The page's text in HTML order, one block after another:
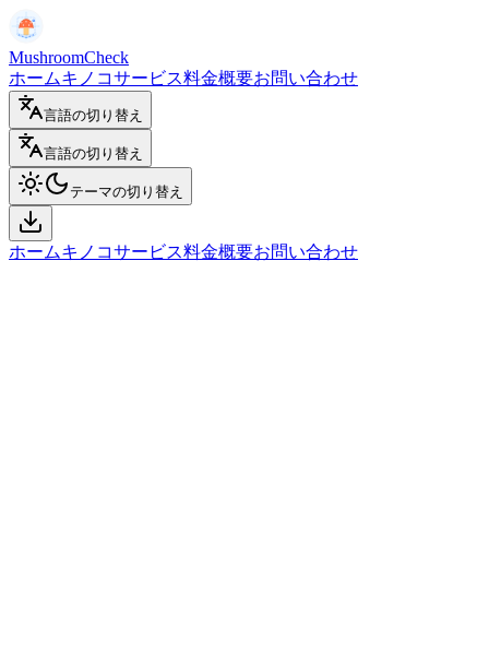
MushroomCheck
ホームキノコサービス料金概要お問い合わせ
言語の切り替え
言語の切り替え
テーマの切り替え
ホームキノコサービス料金概要お問い合わせ